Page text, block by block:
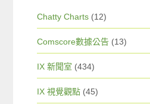
Chatty Charts (12)
Comscore數據公告 (13)
IX 新聞室 (434)
IX 視覺觀點 (45)